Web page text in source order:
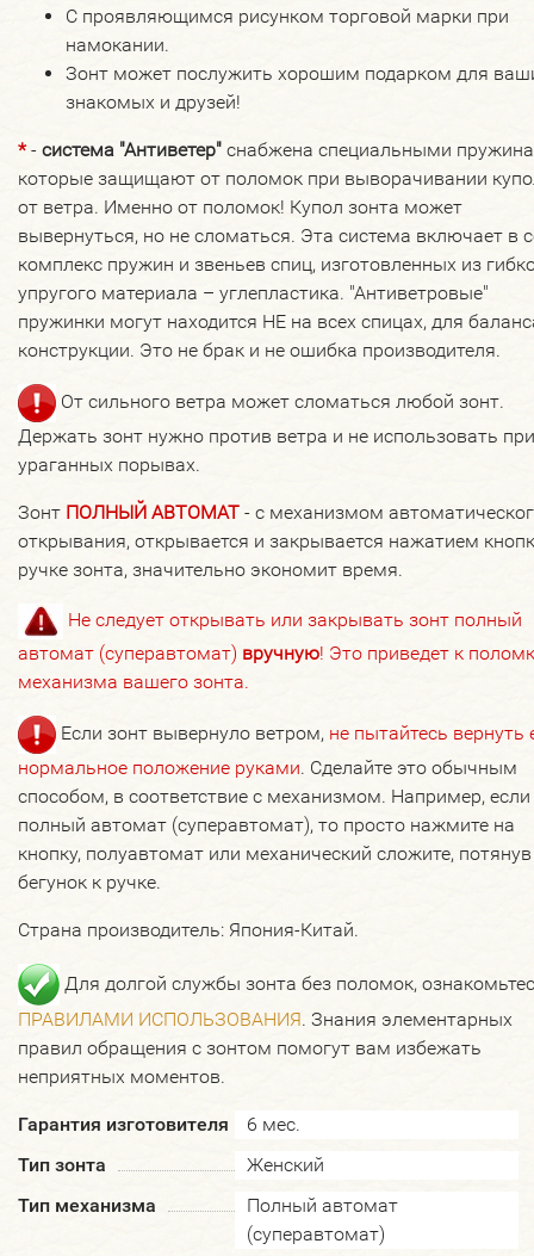
С проявляющимся рисунком торговой марки при
намокании.
Зонт может послужить хорошим подарком для
знакомых и друзей!
* - система "Антиветер" снабжена специальными
которые защищают от поломок при выворачивании
от ветра. Именно от поломок! Купол зонта может
вывернуться, но не сломаться. Эта система включает в
комплекс пружин и звеньев спиц, изготовленных из
упругого материала – углепластика. "Антиветровые"
пружинки могут находится НЕ на всех спицах, для
конструкции. Это не брак и не ошибка производителя.
От сильного ветра может сломаться любой зонт.
Держать зонт нужно против ветра и не использовать при
ураганных порывах.
Зонт ПОЛНЫЙ АВТОМАТ - с механизмом
открывания, открывается и закрывается нажатием
ручке зонта, значительно экономит время.
Не следует открывать или закрывать зонт полный
автомат (суперавтомат) вручную! Это приведет к
механизма вашего зонта.
Если зонт вывернуло ветром, не пытайтесь вернуть
нормальное положение руками. Сделайте это обычным
способом, в соответствие с механизмом. Например, если
полный автомат (суперавтомат), то просто нажмите на
кнопку, полуавтомат или механический сложите, потянув
бегунок к ручке.
Страна производитель: Япония-Китай.
Для долгой службы зонта без поломок,
ПРАВИЛАМИ ИСПОЛЬЗОВАНИЯ. Знания элементарных
правил обращения с зонтом помогут вам избежать
неприятных моментов.
Гарантия изготовителя
6 мес.
Тип зонта
Женский
Тип механизма
Полный автомат
(суперавтомат)